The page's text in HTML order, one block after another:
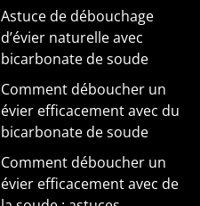
Astuce de débouchage
d’évier naturelle avec
bicarbonate de soude
Comment déboucher un
évier efficacement avec du
bicarbonate de soude
Comment déboucher un
évier efficacement avec de